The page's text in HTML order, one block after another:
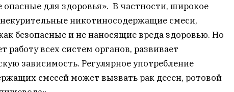
для здоровья». В частности, широкое
никотиносодержащие смеси,
безопасные и не наносящие вреда здоровью. Но
работу всех систем органов, развивает
зависимость. Регулярное употребление
смесей может вызвать рак десен, ротовой